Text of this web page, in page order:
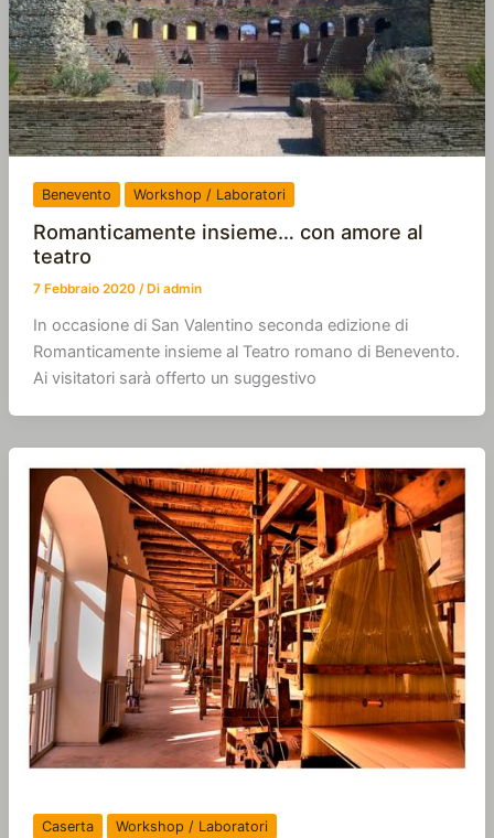
Benevento Workshop / Laboratori
Romanticamente insieme… con amore al
teatro
7 Febbraio 2020 / Di admin
In occasione di San Valentino seconda edizione di
Romanticamente insieme al Teatro romano di Benevento.
Ai visitatori sarà offerto un suggestivo
Caserta Workshop / Laboratori